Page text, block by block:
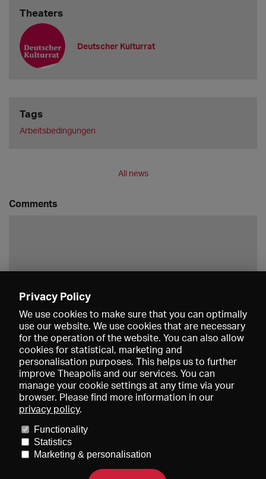
Theaters
Deutscher Kulturrat
Tags
Arbeitsbedingungen
All news
Comments
About us
Imprint
Privacy Policy
We use cookies to make sure that you can optimally
use our website. We use cookies that are necessary
for the operation of the website. You can also allow
cookies for statistical, marketing and
personalisation purposes. This helps us to further
improve Theapolis and our services. You can
manage your cookie settings at any time via your
browser. Please find more information in our
privacy policy.
Functionality
Statistics
Marketing & personalisation